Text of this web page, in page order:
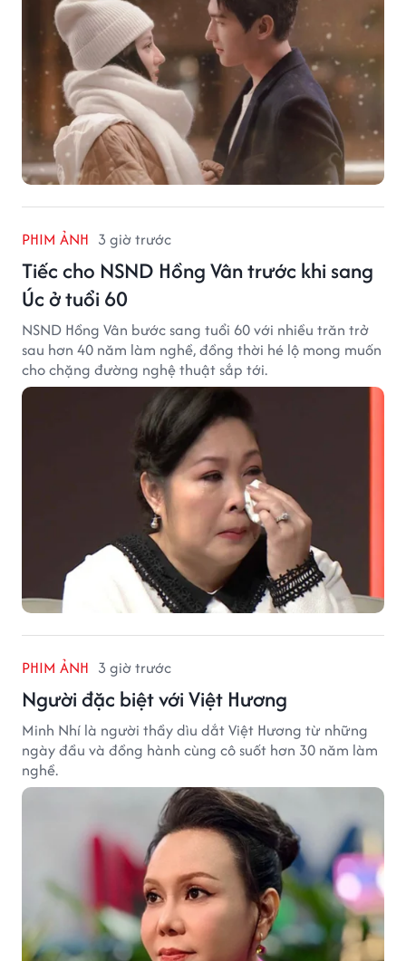
PHIM ẢNH 3 giờ trước
Tiếc cho NSND Hồng Vân trước khi sang
Úc ở tuổi 60
NSND Hồng Vân bước sang tuổi 60 với nhiều trăn trở
sau hơn 40 năm làm nghề, đồng thời hé lộ mong muốn
cho chặng đường nghệ thuật sắp tới.
PHIM ẢNH 3 giờ trước
Người đặc biệt với Việt Hương
Minh Nhí là người thầy dìu dắt Việt Hương từ những
ngày đầu và đồng hành cùng cô suốt hơn 30 năm làm
nghề.